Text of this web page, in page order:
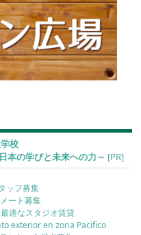
校
本の学びと未来への力～ [PR]
ッフ募集
ート募集
適なスタジオ賃貸
exterior en zona Pacifico